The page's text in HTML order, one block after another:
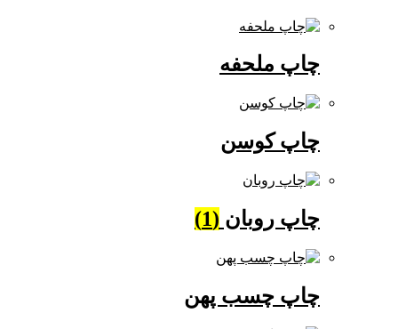
چاپ ملحفه
چاپ کوسن
چاپ روبان(1)
چاپ چسب پهن